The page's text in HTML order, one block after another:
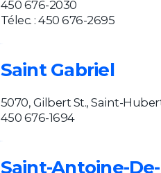
450 676-2030
Télec. : 450 676-2695
Saint Gabriel
5070, Gilbert St., Saint-
450 676-1694
Saint-Antoine-